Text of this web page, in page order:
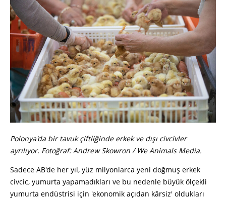
Polonya'da bir tavuk çiftliğinde erkek ve dışı civcivler
ayrılıyor. Fotoğraf: Andrew Skowron / We Animals Media.
Sadece AB'de her yıl, yüz milyonlarca yeni doğmuş erkek
civcic, yumurta yapamadıkları ve bu nedenle büyük ölçekli
yumurta endüstrisi için 'ekonomik açıdan kârsiz' oldukları